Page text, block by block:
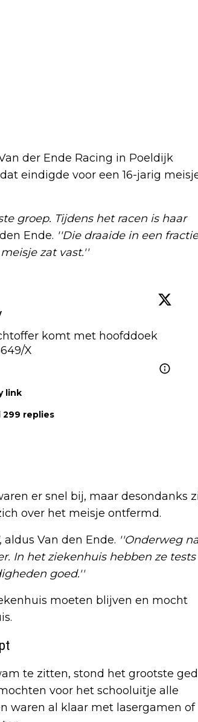
der Ende Racing in Poeldijk
eindigde voor een 16-jarig
groep. Tijdens het racen is haar
Ende. ''Die draaide in een
zat vast.''
komt met hoofddoek
X
link
299 replies
er snel bij, maar desondanks
over het meisje ontfermd.
, aldus Van den Ende. ''Onderweg
In het ziekenhuis hebben ze tests
goed.''
moeten blijven en mocht
te zitten, stond het grootste
voor het schooluitje alle
waren al klaar met lasergamen of